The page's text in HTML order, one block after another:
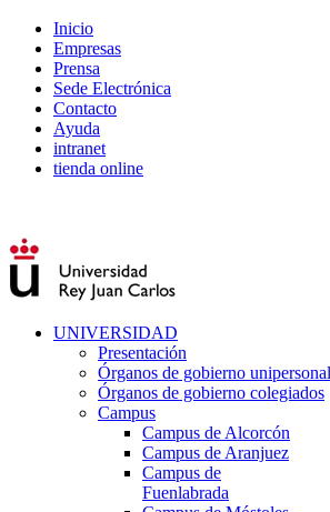
Inicio
Empresas
Prensa
Sede Electrónica
Contacto
Ayuda
intranet
tienda online
UNIVERSIDAD
Presentación
Órganos de gobierno
Órganos de gobierno colegiados
Campus
Campus de Alcorcón
Campus de Aranjuez
Campus de
Fuenlabrada